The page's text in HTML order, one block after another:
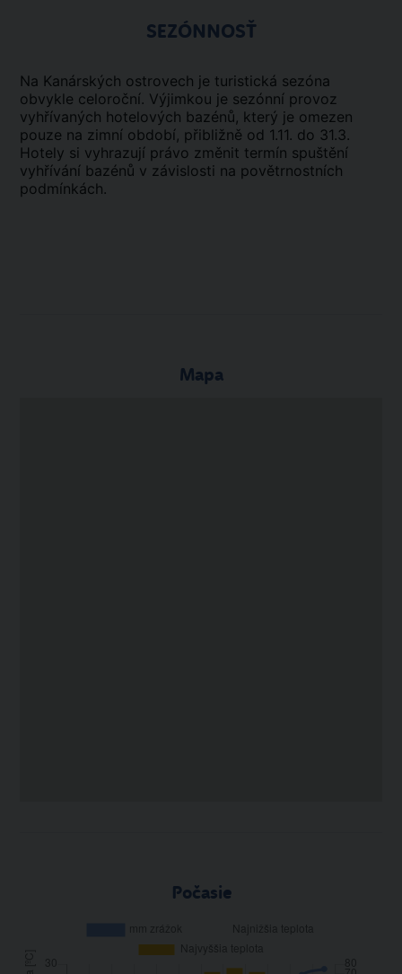
SEZÓNNOSŤ
Na Kanárských ostrovech je turistická sezóna
obvykle celoroční. Výjimkou je sezónní provoz
vyhřívaných hotelových bazénů, který je omezen
pouze na zimní období, přibližně od 1.11. do 31.3.
Hotely si vyhrazují právo změnit termín spuštění
vyhřívání bazénů v závislosti na povětrnostních
podmínkách.
Mapa
Počasie